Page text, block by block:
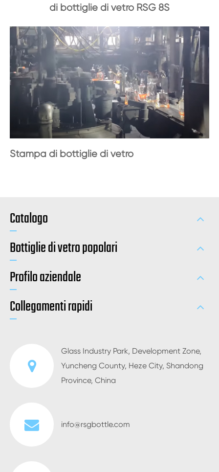
di bottiglie di vetro RSG 8S
Stampa di bottiglie di vetro
Catalogo
Bottiglie di vetro popolari
Profilo aziendale
Collegamenti rapidi
Glass Industry Park, Development Zone,
Yuncheng County, Heze City, Shandong
Province, China
info@rsgbottle.com